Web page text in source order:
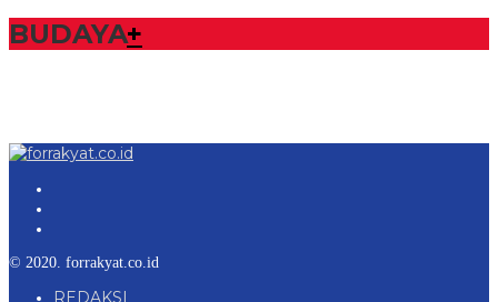
BUDAYA+
© 2020. forrakyat.co.id